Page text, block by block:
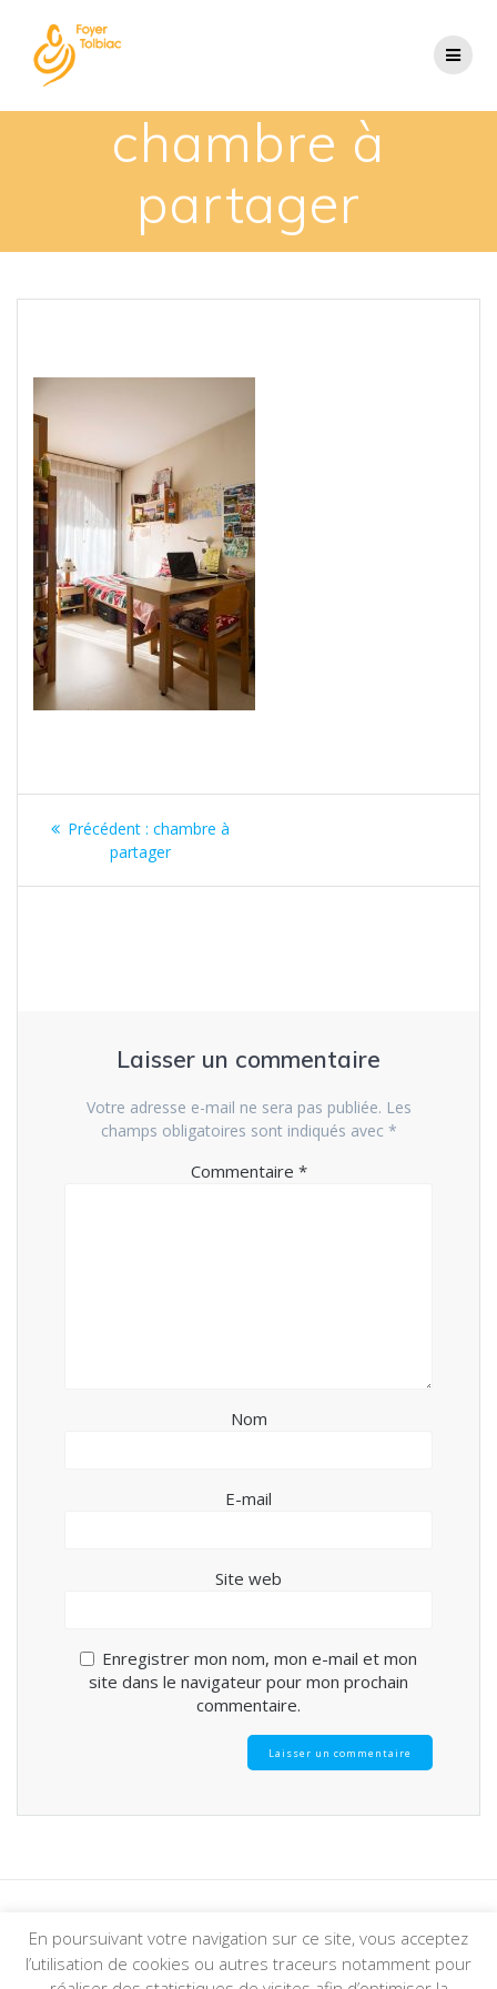
chambre à
partager
Précédent : chambre à
partager
Laisser un commentaire
Votre adresse e-mail ne sera pas publiée. Les
champs obligatoires sont indiqués avec *
Commentaire *
Nom
E-mail
Site web
Enregistrer mon nom, mon e-mail et mon
site dans le navigateur pour mon prochain
commentaire.
© 2026 Foyer Tolbiac. Construit avec WordPress et lethème
Mesmerize
En poursuivant votre navigation sur ce site, vous acceptez
l’utilisation de cookies ou autres traceurs notamment pour